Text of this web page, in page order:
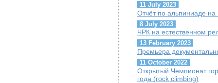
11 July 2023
Отчёт по альпиниаде
8 July 2023
ЧРК на естественном
13 February 2023
Премьера
11 October 2022
Открытый Чемпионат
года (rock climbing)